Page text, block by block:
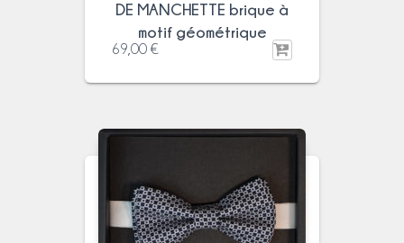
DE MANCHETTE brique à
motif géométrique
69,00€